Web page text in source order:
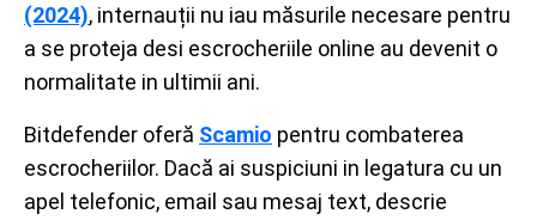
(2024), internauții nu iau măsurile necesare pentru
a se proteja desi escrocheriile online au devenit o
normalitate in ultimii ani.
Bitdefender oferă Scamio pentru combaterea
escrocheriilor. Dacă ai suspiciuni in legatura cu un
apel telefonic, email sau mesaj text, descrie